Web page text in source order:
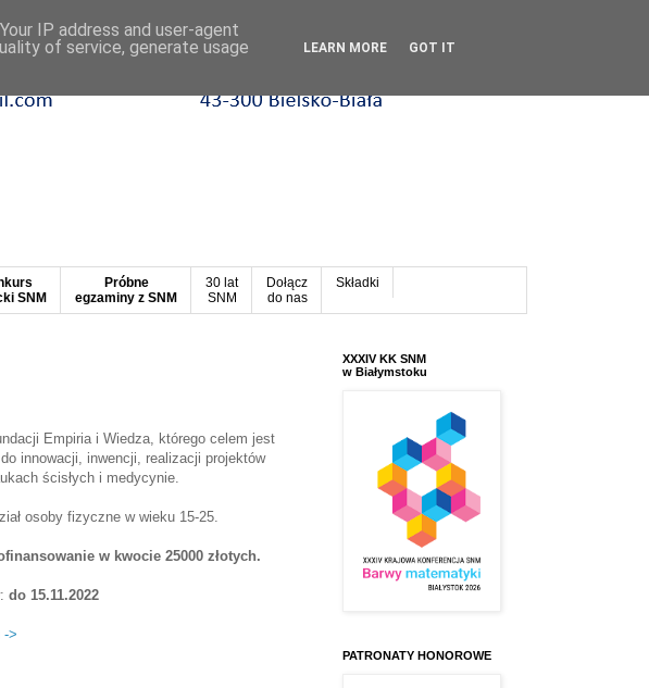
SNM
Próbne
egzaminy z SNM
30 lat
SNM
Dołącz
do nas
Składki
Empiria i Wiedza, którego celem jest
innowacji, inwencji, realizacji projektów
ścisłych i medycynie.
osoby fizyczne w wieku 15-25.
w kwocie 25000 złotych.
do 15.11.2022
->
XXXIV KK SNM
w Białymstoku
PATRONATY HONOROWE
IP address and user-agent
of service, generate usage
LEARN MORE GOT IT